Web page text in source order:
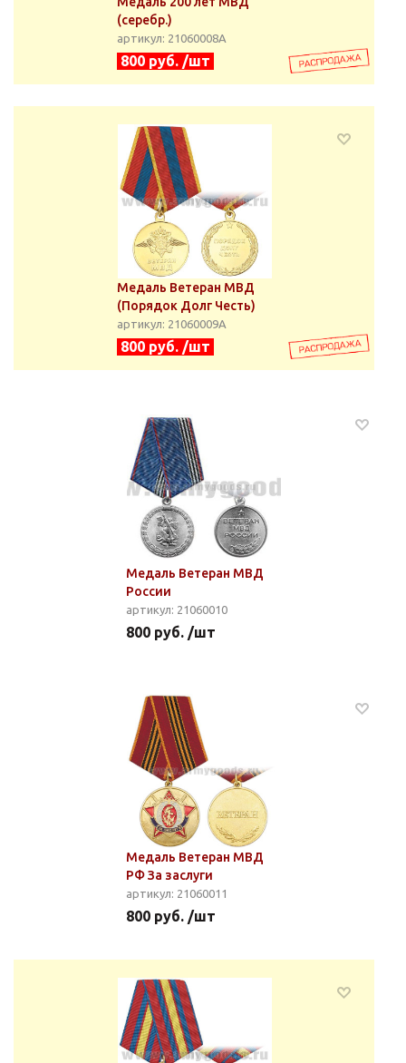
(серебр.)
артикул: 21060008А
800 руб. /шт
Медаль Ветеран МВД
(Порядок Долг Честь)
артикул: 21060009А
800 руб. /шт
Медаль Ветеран МВД
России
артикул: 21060010
800 руб. /шт
Медаль Ветеран МВД
РФ За заслуги
артикул: 21060011
800 руб. /шт